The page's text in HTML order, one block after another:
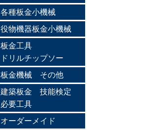
各種板金小機械
役物機器板金小機械
板金工具
ドリルチップソー
板金機械 その他
建築板金 技能検定
必要工具
オーダーメイド